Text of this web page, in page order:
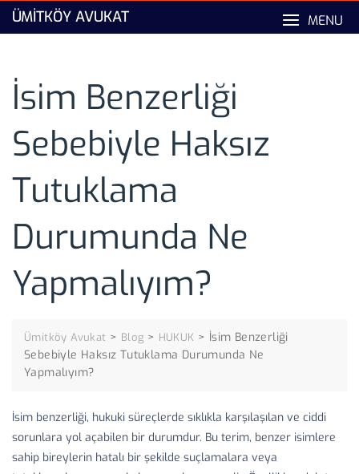
SkipÜMITKÖY AVUKAT MENU
İsim Benzerliği
Sebebiyle Haksız
Tutuklama
Durumunda Ne
Yapmalıyım?
Ümitköy Avukat > Blog > HUKUK > İsim Benzerliği
Sebebiyle Haksız Tutuklama Durumunda Ne
Yapmalıyım?
İsim benzerliği, hukuki süreçlerde sıklıkla karşılaşılan ve ciddi
sorunlara yol açabilen bir durumdur. Bu terim, benzer isimlere
sahip bireylerin hatalı bir şekilde suçlamalara veya